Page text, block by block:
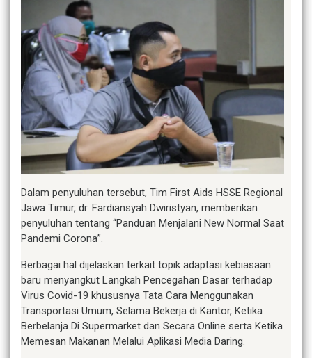
Dalam penyuluhan tersebut, Tim First Aids HSSE Regional
Jawa Timur, dr. Fardiansyah Dwiristyan, memberikan
penyuluhan tentang “Panduan Menjalani New Normal Saat
Pandemi Corona”.
Berbagai hal dijelaskan terkait topik adaptasi kebiasaan
baru menyangkut Langkah Pencegahan Dasar terhadap
Virus Covid-19 khususnya Tata Cara Menggunakan
Transportasi Umum, Selama Bekerja di Kantor, Ketika
Berbelanja Di Supermarket dan Secara Online serta Ketika
Memesan Makanan Melalui Aplikasi Media Daring.